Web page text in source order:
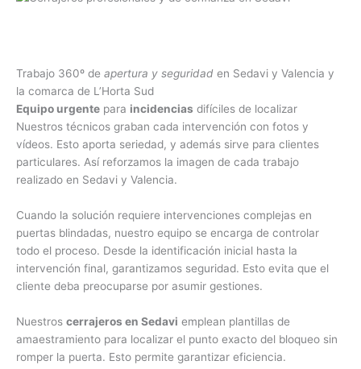
Trabajo 360º de apertura y seguridad en Sedavi y Valencia y
la comarca de L’Horta Sud
Equipo urgente para incidencias difíciles de localizar
Nuestros técnicos graban cada intervención con fotos y
vídeos. Esto aporta seriedad, y además sirve para clientes
particulares. Así reforzamos la imagen de cada trabajo
realizado en Sedavi y Valencia.
Cuando la solución requiere intervenciones complejas en
puertas blindadas, nuestro equipo se encarga de controlar
todo el proceso. Desde la identificación inicial hasta la
intervención final, garantizamos seguridad. Esto evita que el
cliente deba preocuparse por asumir gestiones.
Nuestros cerrajeros en Sedavi emplean plantillas de
amaestramiento para localizar el punto exacto del bloqueo sin
romper la puerta. Esto permite garantizar eficiencia.